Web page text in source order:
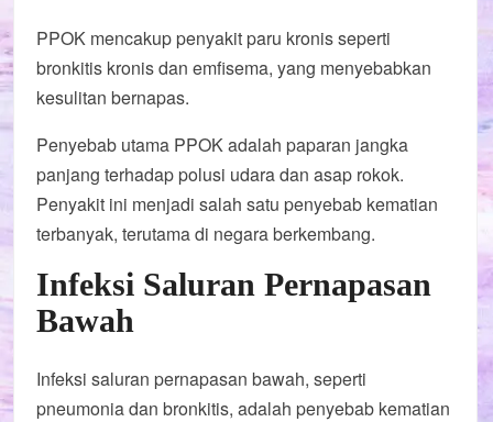
PPOK mencakup penyakit paru kronis seperti
bronkitis kronis dan emfisema, yang menyebabkan
kesulitan bernapas.
Penyebab utama PPOK adalah paparan jangka
panjang terhadap polusi udara dan asap rokok.
Penyakit ini menjadi salah satu penyebab kematian
terbanyak, terutama di negara berkembang.
Infeksi Saluran Pernapasan
Bawah
Infeksi saluran pernapasan bawah, seperti
pneumonia dan bronkitis, adalah penyebab kematian